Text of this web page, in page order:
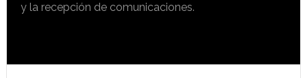
y la recepción de comunicaciones.